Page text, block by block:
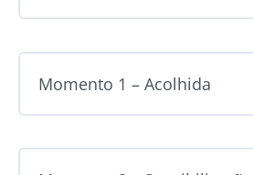
Momento 1 – Acolhida